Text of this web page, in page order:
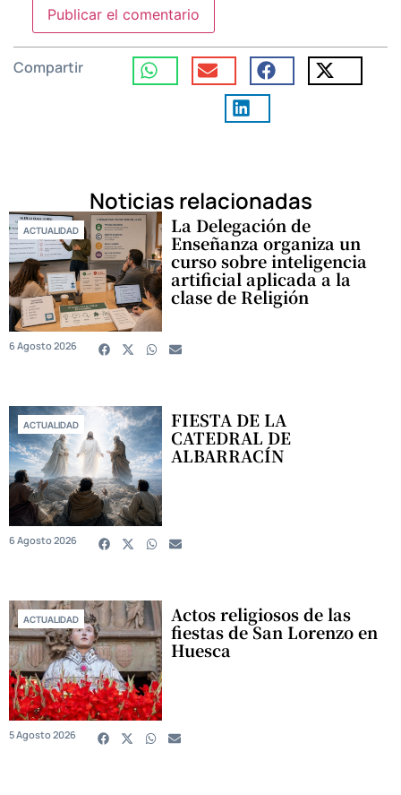
Compartir
Noticias relacionadas
ACTUALIDAD La Delegación de
Enseñanza organiza un
curso sobre inteligencia
artificial aplicada a la
clase de Religión
6 Agosto 2026
ACTUALIDAD FIESTA DE LA
CATEDRAL DE
ALBARRACÍN
6 Agosto 2026
ACTUALIDAD Actos religiosos de las
fiestas de San Lorenzo en
Huesca
5 Agosto 2026